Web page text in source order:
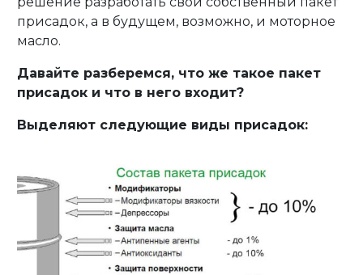
присадок, а в будущем, возможно, и моторное
масло.
Давайте разберемся, что же такое пакет
присадок и что в него входит?
Выделяют следующие виды присадок: